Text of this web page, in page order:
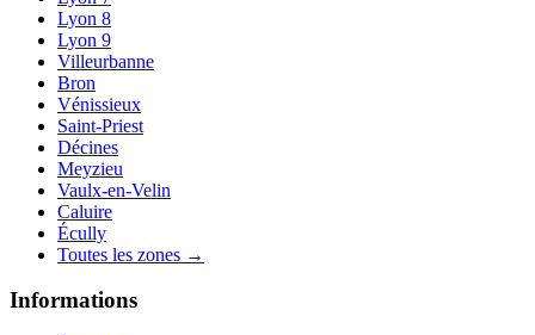
Lyon 8
Lyon 9
Villeurbanne
Bron
Vénissieux
Saint-Priest
Décines
Meyzieu
Vaulx-en-Velin
Caluire
Écully
Toutes les zones →
Informations